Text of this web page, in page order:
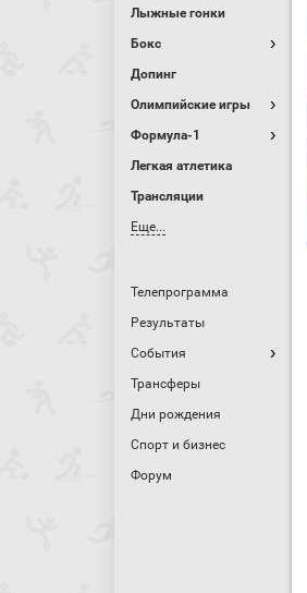
Лыжные гонки
Бокс
Допинг
Олимпийские игры
Формула-1
Легкая атлетика
Трансляции
Еще...
Телепрограмма
Результаты
События
Трансферы
Дни рождения
Спорт и бизнес
Форум